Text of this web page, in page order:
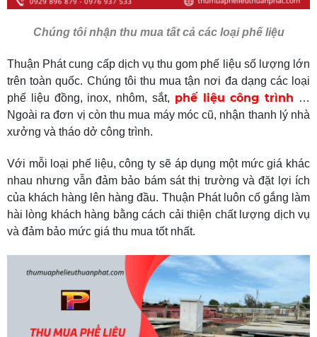
Chúng tôi nhận thu mua tất cả các loại phế liệu
Thuận Phát cung cấp dịch vụ thu gom phế liệu số lượng lớn
trên toàn quốc. Chúng tôi thu mua tận nơi đa dạng các loại
phế liệu đồng, inox, nhôm, sắt, phế liệu công trình …
Ngoài ra đơn vị còn thu mua máy móc cũ, nhận thanh lý nhà
xưởng và tháo dở công trình.
Với mỗi loại phế liệu, công ty sẽ áp dụng một mức giá khác
nhau nhưng vẫn đảm bảo bám sát thị trường và đặt lợi ích
của khách hàng lên hàng đầu. Thuận Phát luôn cố gắng làm
hài lòng khách hàng bằng cách cải thiện chất lượng dịch vụ
và đảm bảo mức giá thu mua tốt nhất.